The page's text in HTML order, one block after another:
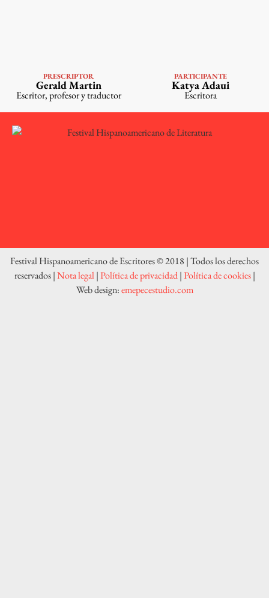
VER PERFILPRESCRIPTOR
Gerald Martin
Escritor, profesor y traductor
VER PERFIL
PARTICIPANTE
Katya Adaui
Escritora
Festival Hispanoamericano de Escritores © 2018 | Todos los derechos
reservados |Nota legal|Política de privacidad|Política de cookies|
Web design:emepecestudio.com